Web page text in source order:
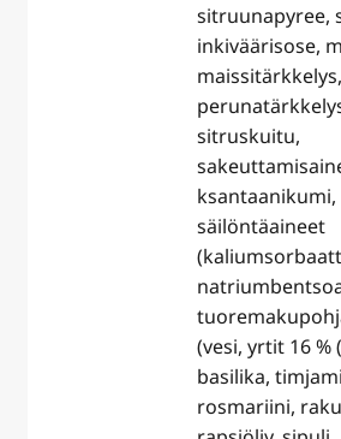
sitruunapyree,
inkiväärisose,
maissitärkkelys,
sitruskuitu,
ksantaanikumi,
säilöntäaineet
(vesi, yrtit 16 %
basilika,
rosmariini,